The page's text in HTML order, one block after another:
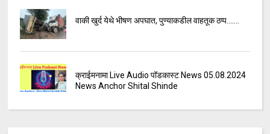
वाकी खुर्द येथे भीषण अपघात, पुण्याकडील वाहतूक ठप्प.......
क्राईमनामा Live Audio पॉडकास्ट News 05.08.2024
News Anchor Shital Shinde